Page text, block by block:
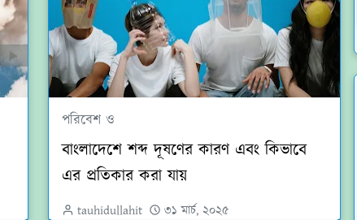
পরিবেশ ও
বাংলাদেশে শব্দ দূষণের কারণ এবং কিভাবে
এর প্রতিকার করা যায়
tauhidullahit ৩১ মার্চ, ২০২৫